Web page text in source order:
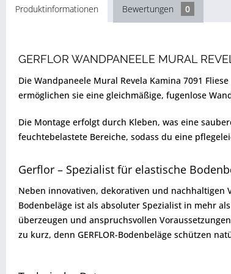
Produktinformationen Bewertungen 0
GERFLOR WANDPANEELE MURAL
Die Wandpaneele Mural Revela Kamina 7091
ermöglichen sie eine gleichmäßige, fugenlose
Die Montage erfolgt durch Kleben, was eine
feuchtebelastete Bereiche, sodass du eine
Gerflor – Spezialist für elastische
Neben innovativen, dekorativen und nachhaltigen
Bodenbeläge ist als absoluter Spezialist in mehr
überzeugen und anspruchsvollen
zu kurz, denn GERFLOR-Bodenbeläge schützen